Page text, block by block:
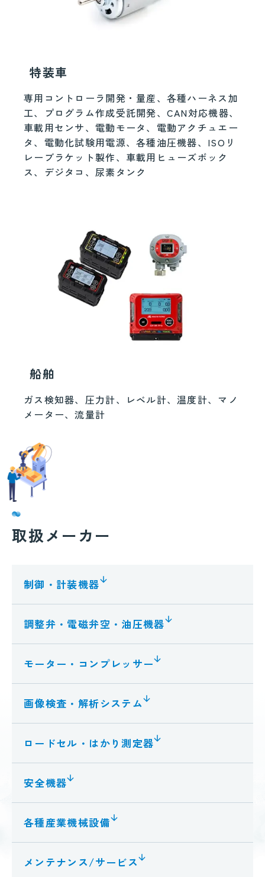
特装車
専用コントローラ開発・量産、各種ハーネス加
工、プログラム作成受託開発、CAN対応機器、
車載用センサ、電動モータ、電動アクチュエー
タ、電動化試験用電源、各種油圧機器、ISOリ
レーブラケット製作、車載用ヒューズボック
ス、デジタコ、尿素タンク
船舶
ガス検知器、圧力計、レベル計、温度計、マノ
メーター、流量計
取扱メーカー
制御・計装機器
調整弁・電磁弁空・油圧機器
モーター・コンプレッサー
画像検査・解析システム
ロードセル・はかり測定器
安全機器
各種産業機械設備
メンテナンス/サービス